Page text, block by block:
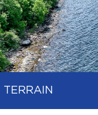
TERRAIN